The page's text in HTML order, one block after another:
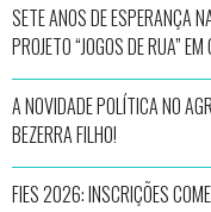
SETE ANOS DE ESPERANÇA
PROJETO “JOGOS DE RUA”
A NOVIDADE POLÍTICA NO
BEZERRA FILHO!
FIES 2026: INSCRIÇÕES